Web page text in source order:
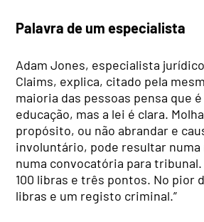
Palavra de um especialista
Adam Jones, especialista
Claims, explica, citado pela
maioria das pessoas pensa que
educação, mas a lei é clara.
propósito, ou não abrandar e
involuntário, pode resultar numa
numa convocatória para
100 libras e três pontos. No pior
libras e um registo criminal.”